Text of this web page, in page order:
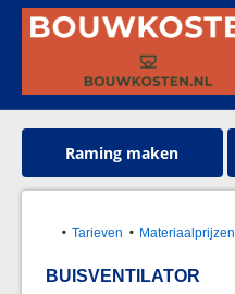
Raming maken
Tarieven Materiaalprijzen
BUISVENTILATOR